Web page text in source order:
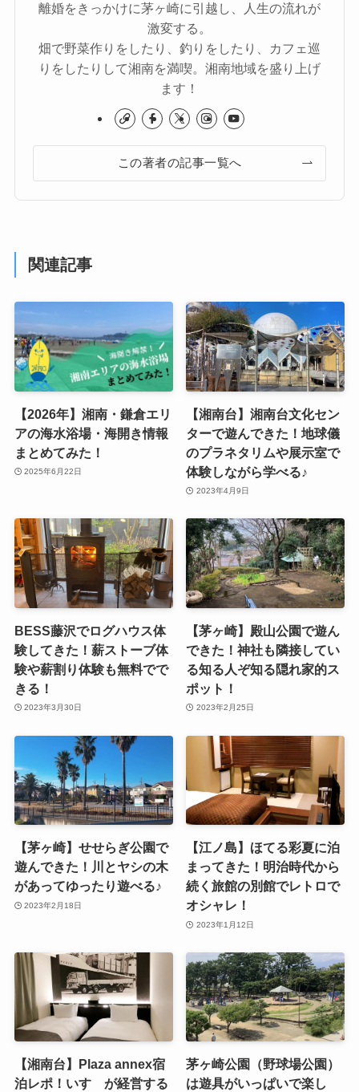
離婚をきっかけに茅ヶ崎に引越し、人生の流れが
激変する。
畑で野菜作りをしたり、釣りをしたり、カフェ巡
りをしたりして湘南を満喫。湘南地域を盛り上げ
ます！
この著者の記事一覧へ
関連記事
【2026年】湘南・鎌倉エリ
アの海水浴場・海開き情報
まとめてみた！
2025年6月22日
【湘南台】湘南台文化セン
ターで遊んできた！地球儀
のプラネタリムや展示室で
体験しながら学べる♪
2023年4月9日
BESS藤沢でログハウス体
験してきた！薪ストーブ体
験や薪割り体験も無料でで
きる！
2023年3月30日
【茅ヶ崎】殿山公園で遊ん
できた！神社も隣接してい
る知る人ぞ知る隠れ家的ス
ポット！
2023年2月25日
【茅ヶ崎】せせらぎ公園で
遊んできた！川とヤシの木
があってゆったり遊べる♪
2023年2月18日
【江ノ島】ほてる彩夏に泊
まってきた！明治時代から
続く旅館の別館でレトロで
オシャレ！
2023年1月12日
【湘南台】Plaza annex宿
泊レポ！いすゞが経営する
茅ヶ崎公園（野球場公園）
は遊具がいっぱいで楽し